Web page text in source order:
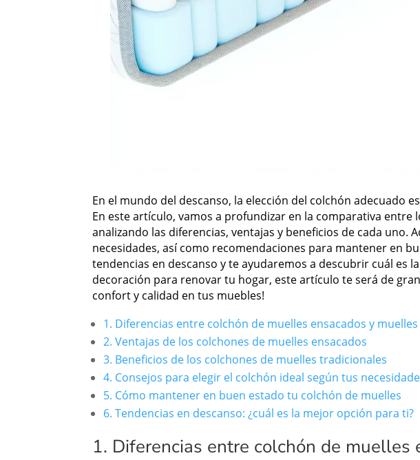
En el mundo del descanso, la elección del colchón adecuado
En este artículo, vamos a profundizar en la comparativa
analizando las diferencias, ventajas y beneficios de cada uno.
necesidades, así como recomendaciones para mantener en
tendencias en descanso y te ayudaremos a descubrir cuál es
decoración para renovar tu hogar, este artículo te será de
confort y calidad en tus muebles!
1. Diferencias entre colchón de muelles ensacados y
2. Ventajas de los colchones de muelles ensacados
3. Beneficios de los colchones de muelles tradicionales
4. Consejos para elegir el colchón ideal según tus
5. Cómo mantener en buen estado tu colchón de muelles
6. Tendencias en descanso: ¿cuál es la mejor opción para ti?
1. Diferencias entre colchón de